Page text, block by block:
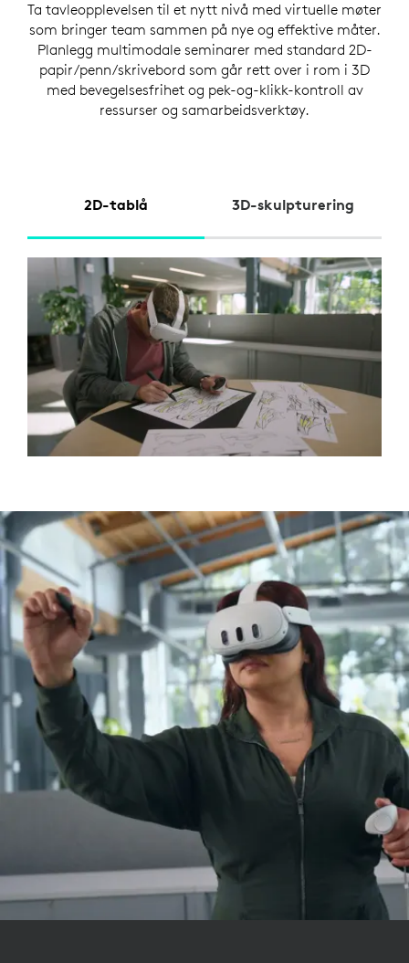
Ta tavleopplevelsen til et nytt nivå med virtuelle møter
som bringer team sammen på nye og effektive måter.
Planlegg multimodale seminarer med standard 2D-
papir/penn/skrivebord som går rett over i rom i 3D
med bevegelsesfrihet og pek-og-klikk-kontroll av
ressurser og samarbeidsverktøy.
2D-tablå 3D-skulpturering